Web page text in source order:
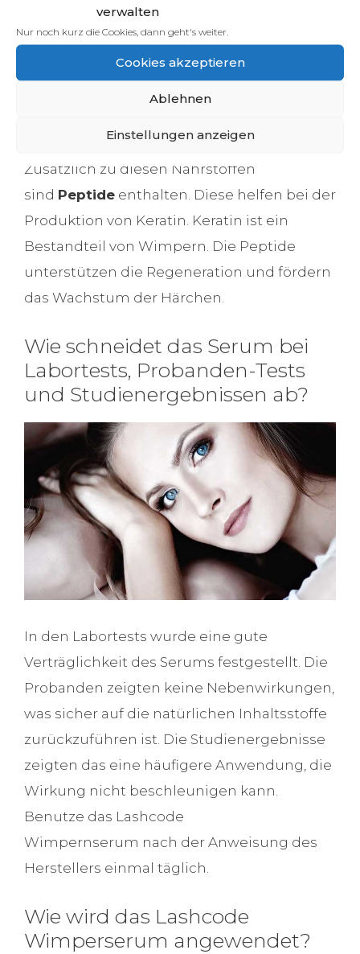
verwalten
Nur noch kurz die Cookies, dann geht's weiter.
Cookies akzeptieren
Ablehnen
Einstellungen anzeigen
Alterungsprozess aufhalten können und
einen Schutzfilm um Deine Wimpern
bilden. Das Kraut gilt als pflanzlicher UV-
Filter und schützt Deine Augen vor direkter
Zusätzlich zu diesen Nährstoffen
sind Peptide enthalten. Diese helfen bei der
Produktion von Keratin. Keratin ist ein
Bestandteil von Wimpern. Die Peptide
unterstützen die Regeneration und fördern
das Wachstum der Härchen.
Wie schneidet das Serum bei
Labortests, Probanden-Tests
und Studienergebnissen ab?
In den Labortests wurde eine gute
Verträglichkeit des Serums festgestellt. Die
Probanden zeigten keine Nebenwirkungen,
was sicher auf die natürlichen Inhaltsstoffe
zurückzuführen ist. Die Studienergebnisse
zeigten das eine häufigere Anwendung, die
Wirkung nicht beschleunigen kann.
Benutze das Lashcode
Wimpernserum nach der Anweisung des
Herstellers einmal täglich.
Wie wird das Lashcode
Wimperserum angewendet?